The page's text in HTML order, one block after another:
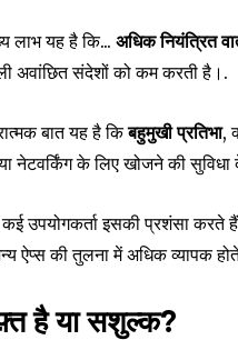
लाभ यह है कि... अधिक नियंत्रित
अवांछित संदेशों को कम करती है।.
बात यह है किबहुमुखी प्रतिभा,
नेटवर्किंग के लिए खोजने की सुविधा
उपयोगकर्ता इसकी प्रशंसा करते
ऐप्स की तुलना में अधिक व्यापक
है या सशुल्क?